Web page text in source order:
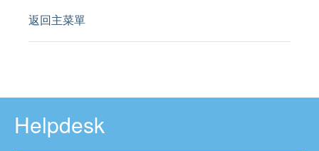
返回主菜單
Helpdesk